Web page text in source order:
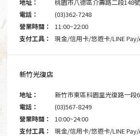
地址：
桃園市八德區介壽路二段148
電話：
(03)362-7248
營業時間：
11:00~22:00
支付工具：
現金/信用卡/悠遊卡/LINE
新竹光復店
地址：
新竹市東區科園里光復路一段
電話：
(03)567-8249
營業時間：
10:00~24:00
支付工具：
現金/信用卡/悠遊卡/LINE